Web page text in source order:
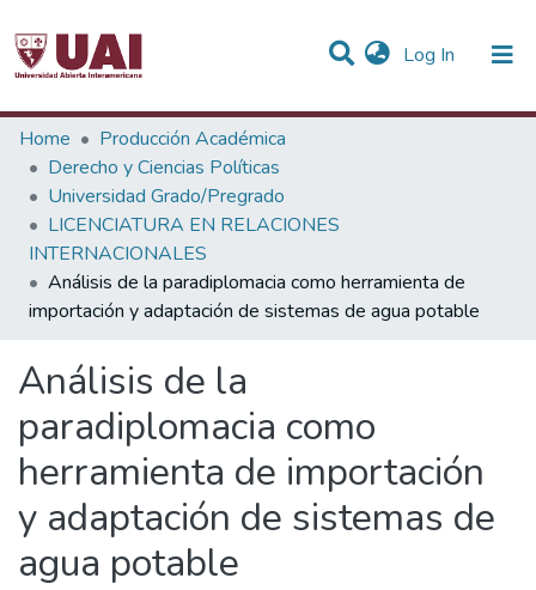
Log In (current)
Statistics
Communities & Collections
All of DSpace
Home
Producción Académica
Derecho y Ciencias Políticas
Universidad Grado/Pregrado
LICENCIATURA EN RELACIONES
INTERNACIONALES
Análisis de la paradiplomacia como herramienta de
importación y adaptación de sistemas de agua potable
Análisis de la
paradiplomacia como
herramienta de importación
y adaptación de sistemas de
agua potable